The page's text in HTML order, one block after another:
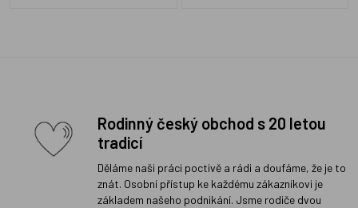
Rodinný český obchod s 20 letou
tradicí
Děláme naši práci poctivě a rádi a doufáme, že je to
znát. Osobní přístup ke každému zákazníkovi je
základem našeho podnikání. Jsme rodiče dvou